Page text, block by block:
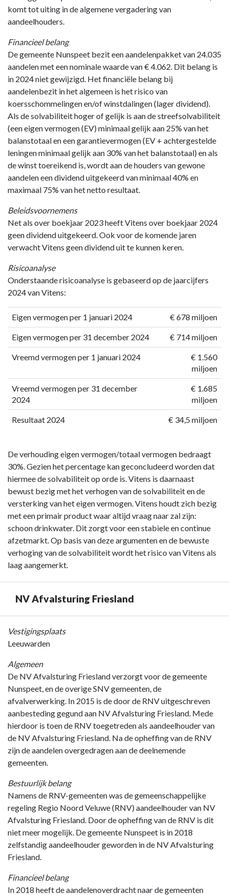
komt tot uiting in de algemene vergadering van
aandeelhouders.
Financieel belang
De gemeente Nunspeet bezit een aandelenpakket van 24.035
aandelen met een nominale waarde van € 4.062. Dit belang is
in 2024 niet gewijzigd. Het financiële belang bij
aandelenbezit in het algemeen is het risico van
koersschommelingen en/of winstdalingen (lager dividend).
Als de solvabiliteit hoger of gelijk is aan de streefsolvabiliteit
(een eigen vermogen (EV) minimaal gelijk aan 25% van het
balanstotaal en een garantievermogen (EV + achtergestelde
leningen minimaal gelijk aan 30% van het balanstotaal) en als
de winst toereikend is, wordt aan de houders van gewone
aandelen een dividend uitgekeerd van minimaal 40% en
maximaal 75% van het netto resultaat.
Beleidsvoornemens
Net als over boekjaar 2023 heeft Vitens over boekjaar 2024
geen dividend uitgekeerd. Ook voor de komende jaren
verwacht Vitens geen dividend uit te kunnen keren.
Risicoanalyse
Onderstaande risicoanalyse is gebaseerd op de jaarcijfers
2024 van Vitens:
Eigen vermogen per 1 januari 2024 € 678 miljoen
Eigen vermogen per 31 december 2024 € 714 miljoen
Vreemd vermogen per 1 januari 2024
€ 1.560
miljoen
Vreemd vermogen per 31 december
2024
€ 1.685
miljoen
Resultaat 2024 € 34,5 miljoen
De verhouding eigen vermogen/totaal vermogen bedraagt
30%. Gezien het percentage kan geconcludeerd worden dat
hiermee de solvabiliteit op orde is. Vitens is daarnaast
bewust bezig met het verhogen van de solvabiliteit en de
versterking van het eigen vermogen. Vitens houdt zich bezig
met een primair product waar altijd vraag naar zal zijn:
schoon drinkwater. Dit zorgt voor een stabiele en continue
afzetmarkt. Op basis van deze argumenten en de bewuste
verhoging van de solvabiliteit wordt het risico van Vitens als
laag aangemerkt.
NV Afvalsturing Friesland
Terug
naar
Jaarverslag
Paragraaf
Verbonden
partijen
NV
Afvalsturing
Friesland
Vestigingsplaats
Leeuwarden
Algemeen
De NV Afvalsturing Friesland verzorgt voor de gemeente
Nunspeet, en de overige SNV gemeenten, de
afvalverwerking. In 2015 is de door de RNV uitgeschreven
aanbesteding gegund aan NV Afvalsturing Friesland. Mede
hierdoor is toen de RNV toegetreden als aandeelhouder van
de NV Afvalsturing Friesland. Na de opheffing van de RNV
zijn de aandelen overgedragen aan de deelnemende
gemeenten.
Bestuurlijk belang
Namens de RNV-gemeenten was de gemeenschappelijke
regeling Regio Noord Veluwe (RNV) aandeelhouder van NV
Afvalsturing Friesland. Door de opheffing van de RNV is dit
niet meer mogelijk. De gemeente Nunspeet is in 2018
zelfstandig aandeelhouder geworden in de NV Afvalsturing
Friesland.
Financieel belang
In 2018 heeft de aandelenoverdracht naar de gemeenten